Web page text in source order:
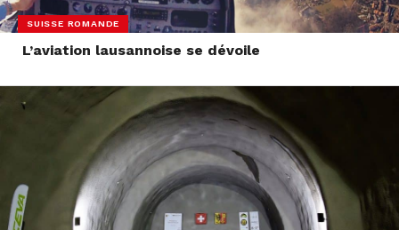
SUISSE ROMANDE
L’aviation lausannoise se dévoile